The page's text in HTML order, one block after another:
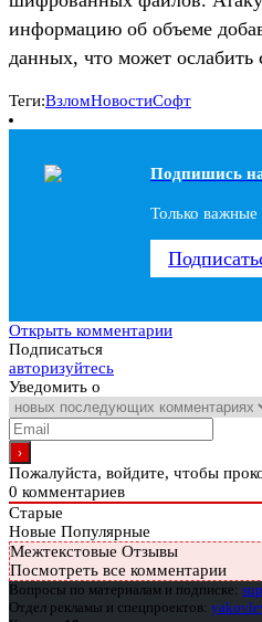
информацию об объеме
данных, что может
Теги:ВзломНовостиСофт
Подпишись
Только
Открыть комментарии
Подписаться
авторизуйтесь
Уведомить о
Пожалуйста, войдите, чтобы
0 комментариев
Старые
Новые Популярные
Межтекстовые Отзывы
Посмотреть все комментарии
Вопросы по материалам и подписке:
Отдел рекламы и спецпроектов: